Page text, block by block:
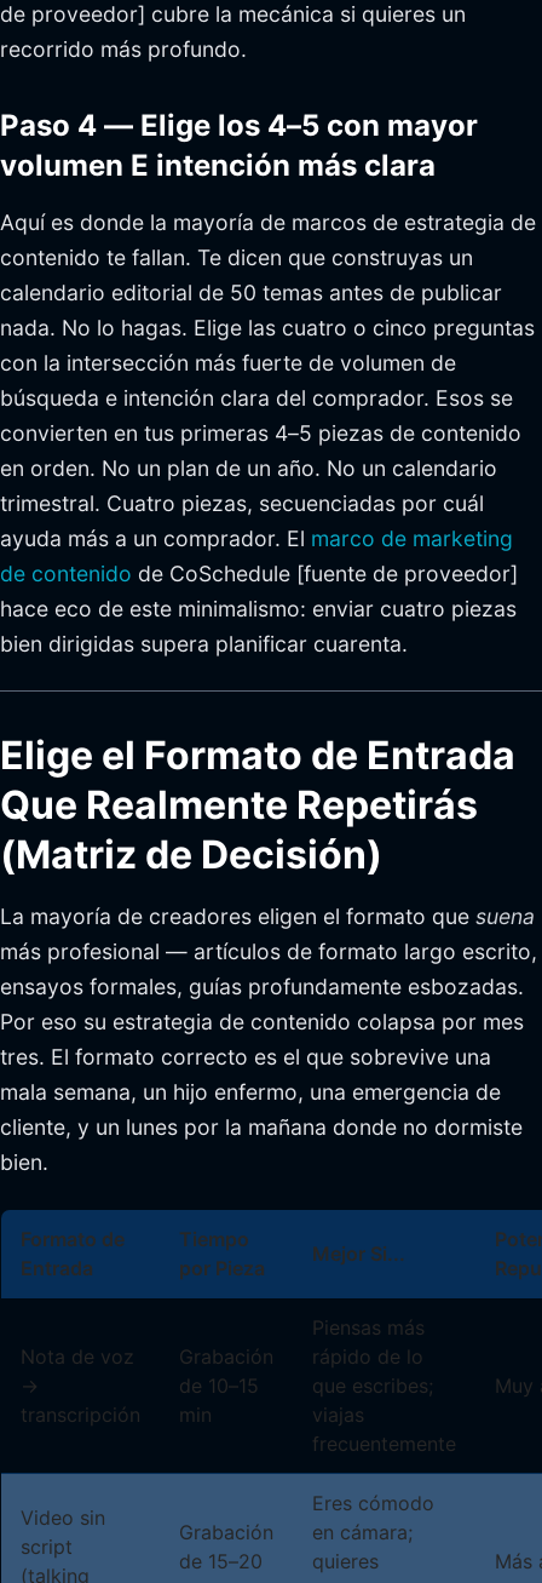
de proveedor] cubre la mecánica si quieres un
recorrido más profundo.
Paso 4 — Elige los 4–5 con mayor
volumen E intención más clara
Aquí es donde la mayoría de marcos de estrategia de
contenido te fallan. Te dicen que construyas un
calendario editorial de 50 temas antes de publicar
nada. No lo hagas. Elige las cuatro o cinco preguntas
con la intersección más fuerte de volumen de
búsqueda e intención clara del comprador. Esos se
convierten en tus primeras 4–5 piezas de contenido
en orden. No un plan de un año. No un calendario
trimestral. Cuatro piezas, secuenciadas por cuál
ayuda más a un comprador. El marco de marketing
de contenido de CoSchedule [fuente de proveedor]
hace eco de este minimalismo: enviar cuatro piezas
bien dirigidas supera planificar cuarenta.
Elige el Formato de Entrada
Que Realmente Repetirás
(Matriz de Decisión)
La mayoría de creadores eligen el formato que suena
más profesional — artículos de formato largo escrito,
ensayos formales, guías profundamente esbozadas.
Por eso su estrategia de contenido colapsa por mes
tres. El formato correcto es el que sobrevive una
mala semana, un hijo enfermo, una emergencia de
cliente, y un lunes por la mañana donde no dormiste
bien.
Formato de
Entrada
Tiempo
por Pieza
Mejor Si...
Nota de voz
→
transcripción
Grabación
de 10–15
min
Piensas más
rápido de lo
que escribes;
viajas
frecuentemente
Muy
Video sin
script
(talking
Grabación
de 15–20
Eres cómodo
en cámara;
quieres
Más